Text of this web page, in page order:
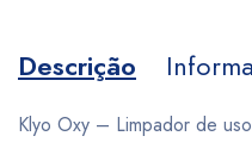
Descrição
Klyo Oxy – Limpador de